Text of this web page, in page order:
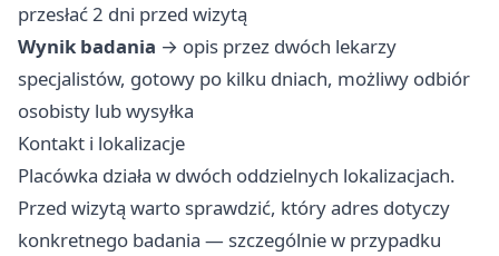
przesłać 2 dni przed wizytą
Wynik badania → opis przez dwóch lekarzy
specjalistów, gotowy po kilku dniach, możliwy odbiór
osobisty lub wysyłka
Kontakt i lokalizacje
Placówka działa w dwóch oddzielnych lokalizacjach.
Przed wizytą warto sprawdzić, który adres dotyczy
konkretnego badania — szczególnie w przypadku